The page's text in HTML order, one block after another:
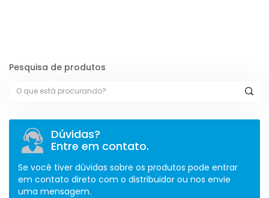
Pesquisa de produtos
Dúvidas?
Entre em contato.
Se você tiver dúvidas sobre os produtos pode entrar
em contato direto com o distribuidor ou nos envie
uma mensagem.